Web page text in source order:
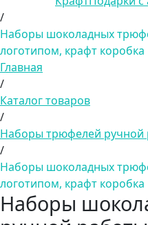
/
Наборы шоколадных
логотипом, крафт коробка
Главная
/
Каталог товаров
/
Наборы трюфелей ручной
/
Наборы шоколадных
логотипом, крафт коробка
Наборы